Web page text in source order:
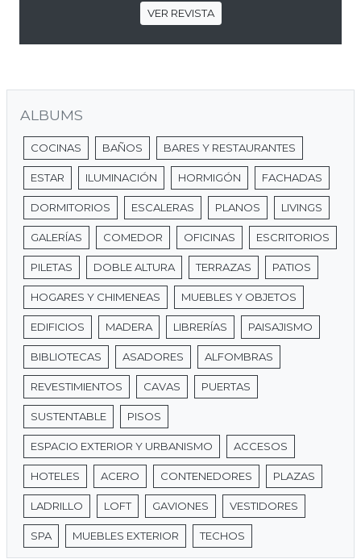
VER REVISTA
ALBUMS
COCINAS BAÑOS BARES Y RESTAURANTES
ESTAR ILUMINACIÓN HORMIGÓN FACHADAS
DORMITORIOS ESCALERAS PLANOS LIVINGS
GALERÍAS COMEDOR OFICINAS ESCRITORIOS
PILETAS DOBLE ALTURA TERRAZAS PATIOS
HOGARES Y CHIMENEAS MUEBLES Y OBJETOS
EDIFICIOS MADERA LIBRERÍAS PAISAJISMO
BIBLIOTECAS ASADORES ALFOMBRAS
REVESTIMIENTOS CAVAS PUERTAS
SUSTENTABLE PISOS
ESPACIO EXTERIOR Y URBANISMO ACCESOS
HOTELES ACERO CONTENEDORES PLAZAS
LADRILLO LOFT GAVIONES VESTIDORES
SPA MUEBLES EXTERIOR TECHOS